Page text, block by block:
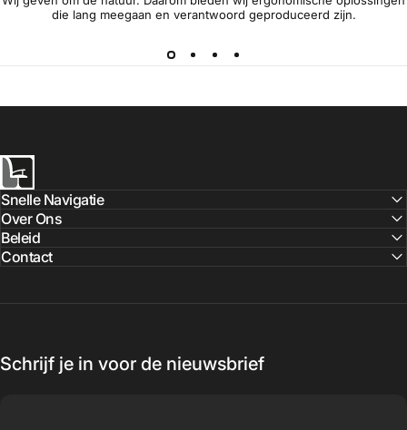
die lang meegaan en verantwoord geproduceerd zijn.
Ergostoelonline.nl
Snelle Navigatie
Over Ons
Beleid
Contact
Schrijf je in voor de nieuwsbrief